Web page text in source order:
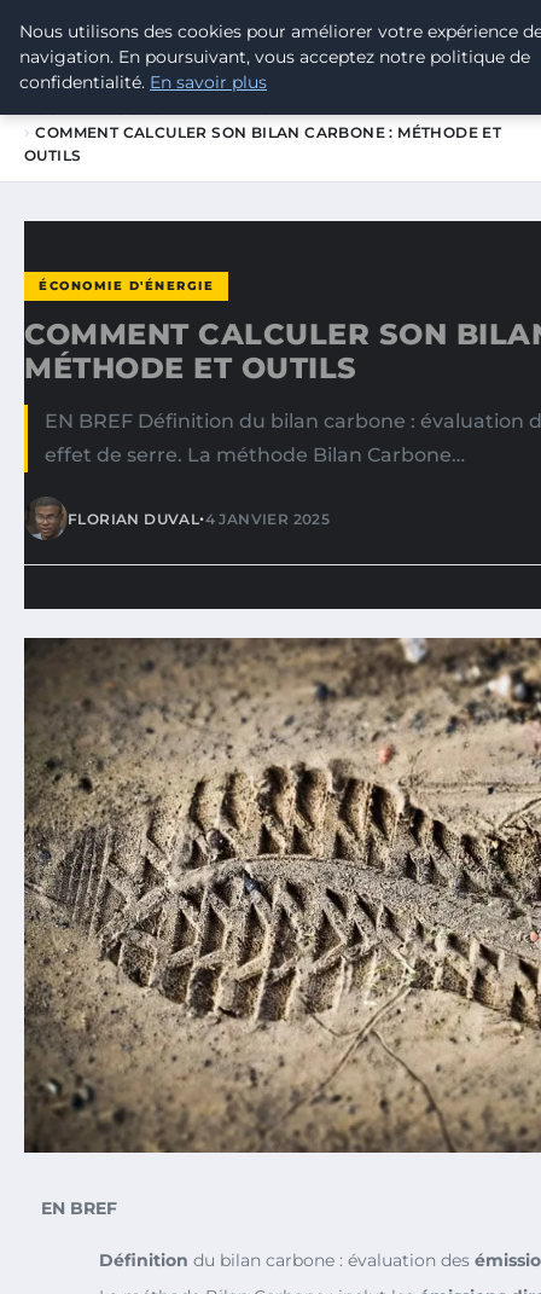
TOUR DE FRANCE POUR LE
COMMENT CALCULER SON BILAN CARBONE : MÉTHODE ET
OUTILS
ÉCONOMIE D'ÉNERGIE
COMMENT CALCULER SON
MÉTHODE ET OUTILS
EN BREF Définition du bilan carbone : évaluation
effet de serre. La méthode Bilan Carbone…
FLORIAN DUVAL•4 JANVIER 2025
EN BREF
Définition du bilan carbone : évaluation des
Nous utilisons des cookies pour améliorer votre expérience
navigation. En poursuivant, vous acceptez notre politique de
confidentialité. En savoir plus